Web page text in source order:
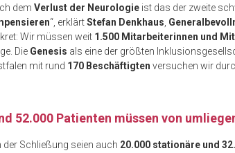
dem Verlust der Neurologie ist das der zweite
“, erklärtStefan Denkhaus
Wir müssen weit 1.500 Mitarbeiterinnen und
Die Genesis als eine der größten
mit rund 170 Beschäftigten versuchen wir
52.000 Patienten müssen von
der Schließung seien auch 20.000 stationäre und